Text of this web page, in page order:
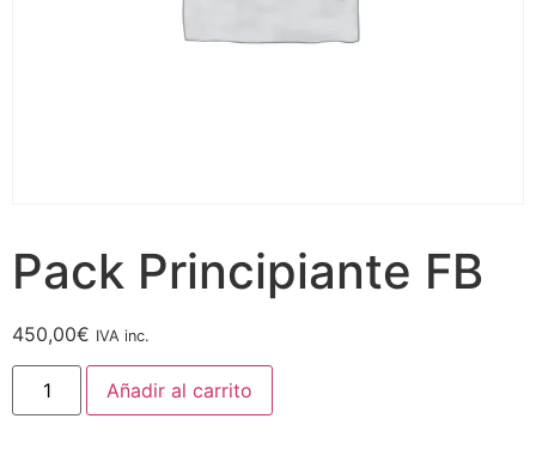
Pack Principiante FB
450,00€ IVA inc.
Añadir al carrito